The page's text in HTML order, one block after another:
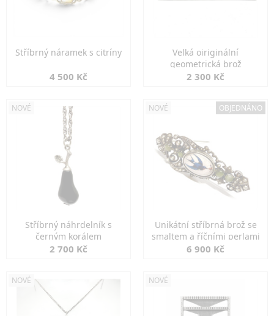
Stříbrný náramek s citríny
4 500 Kč
Velká oiriginální
geometrická brož
2 300 Kč
NOVÉ
Stříbrný náhrdelník s
černým korálem
2 700 Kč
NOVÉ OBJEDNÁNO
Unikátní stříbrná brož se
smaltem a říčními perlami
6 900 Kč
NOVÉ NOVÉ